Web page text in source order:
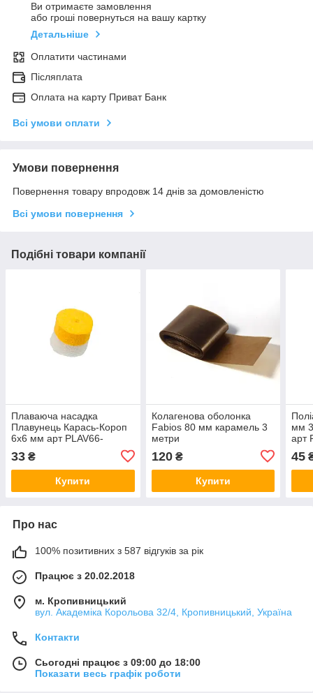
Ви отримаєте замовлення
або гроші повернуться на вашу картку
Детальніше
Оплатити частинами
Післяплата
Оплата на карту Приват Банк
Всі умови оплати
Умови повернення
Повернення товару впродовж 14 днів за домовленістю
Всі умови повернення
Подібні товари компанії
Плаваюча насадка
Плавунець Карась-Короп
6х6 мм арт PLAV66-
33 ₴
Купити
Колагенова оболонка
Fabios 80 мм карамель 3
метри
120₴
Купити
мм 3
арт
45
Про нас
100% позитивних з 587 відгуків за рік
Працює з 20.02.2018
м. Кропивницький
вул. Академіка Корольова 32/4, Кропивницький, Україна
Контакти
Сьогодні працює з 09:00 до 18:00
Показати весь графік роботи